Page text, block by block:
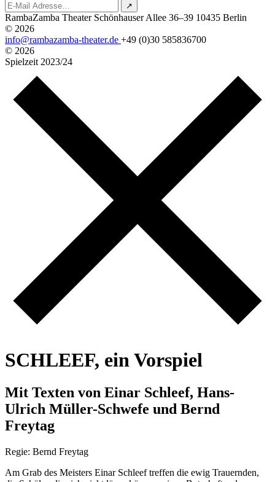
↗
RambaZamba Theater Schönhauser Allee 36–39 10435 Berlin
© 2026
info@rambazamba-theater.de +49 (0)30 585836700
© 2026
Spielzeit 2023/24
SCHLEEF, ein Vorspiel
Mit Texten von Einar Schleef, Hans-
Ulrich Müller-Schwefe und Bernd
Freytag
Regie: Bernd Freytag
Am Grab des Meisters Einar Schleef treffen die ewig Trauernden,